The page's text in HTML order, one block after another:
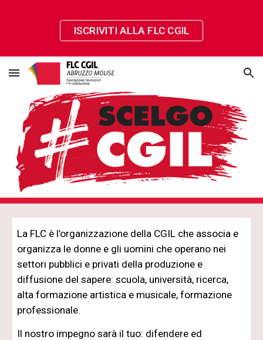
Skip to main content Skip to navigation
ISCRIVITI ALLA FLC CGIL
La FLC è l’organizzazione della CGIL che associa e
organizza le donne e gli uomini che operano nei
settori pubblici e privati della produzione e
diffusione del sapere: scuola, università, ricerca,
alta formazione artistica e musicale, formazione
professionale.
Il nostro impegno sarà il tuo: difendere ed